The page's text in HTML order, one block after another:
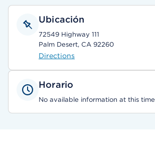
Ubicación
72549 Highway 111
Palm Desert, CA 92260
Directions
Horario
No available information at this time